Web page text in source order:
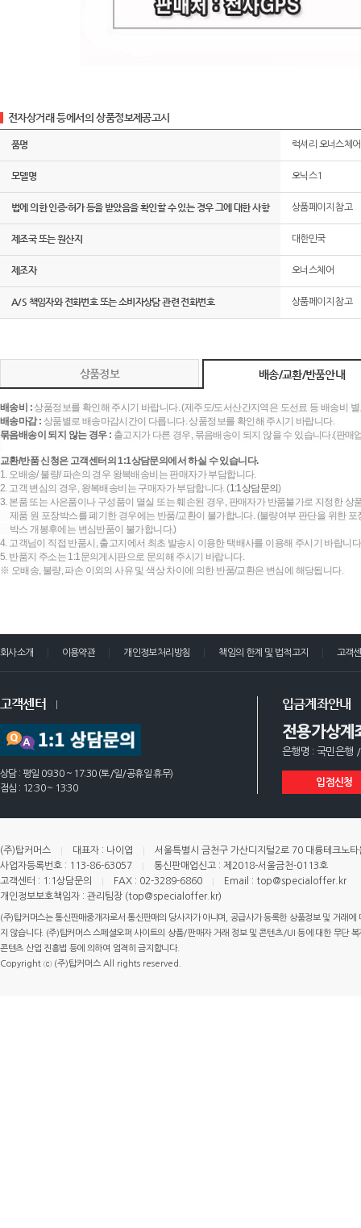
전자상거래 등에서의 상품정보제공고시
품명 럭셔리 오너스체
모델명 오닉스1
법에 의한 인증·허가 등을 받았음을 확인할 수 있는 경우 그에 대한 사항 상품페이지 참고
제조국 또는 원산지 대한민국
제조자 오너스체어
A/S 책임자와 전화번호 또는 소비자상담 관련 전화번호 상품페이지 참고
상품정보 배송/교환/반품안내
배송비 :상품정보를 확인해 주시기 바랍니다. (제주도/도서산간지역은 도선료 등 배송비
배송마감 : 상품별로 배송마감시간이 다릅니다. 상품정보를 확인해 주시기 바랍니다.
묶음배송이 되지 않는 경우 : 출고지가 다른 경우, 묶음배송이 되지 않을 수 있습니다.(판
교환/반품 신청은 고객센터의 1:1상담문의에서 하실 수 있습니다.
1. 오배송/ 불량/ 파손의 경우 왕복배송비는 판매자가 부담합니다.
2. 고객 변심의 경우, 왕복배송비는 구매자가 부담합니다. (1:1상담문의)
3. 본품 또는 사은품이나 구성품이 멸실 또는 훼손된 경우, 판매자가 반품불가로 지정한 상
제품 원 포장박스를 폐기한 경우에는 반품/교환이 불가합니다. (불량여부 판단을 위한
박스 개봉후에는 변심반품이 불가합니다.)
4. 고객님이 직접 반품시, 출고지에서 최초 발송시 이용한 택배사를 이용해 주시기 바랍니
5. 반품지 주소는 1:1문의게시판으로 문의해 주시기 바랍니다.
※ 오배송, 불량, 파손 이외의 사유 및 색상 차이에 의한 반품/교환은 변심에 해당됩니다.
회사소개 이용약관 개인정보처리방침 책임의 한계 및 법적고지 고객
고객센터
상담 : 평일 09:30 ~ 17:30 (토/일/공휴일 휴무)
점심 : 12:30 ~ 13:30
입금계좌안내
전용가상계
은행명 : 국민은행
입점신청
(주)탑커머스 대표자 : 나이엽
서울특별시 금천구 가산디지털2로 70 대륭테크노
사업자등록번호 : 113-86-63057
통신판매업신고 : 제2018-서울금천-0113호
고객센터 : 1:1상담문의
FAX : 02-3289-6860
Email : top@specialoffer.kr
개인정보보호책임자 : 관리팀장 (top@specialoffer.kr)
(주)탑커머스는 통신판매중개자로서 통신판매의 당사자가 아니며, 공급사가 등록한 상품정보 및 거래
지 않습니다. (주)탑커머스 스페셜오퍼 사이트의 상품/판매자 거래 정보 및 콘텐츠/UI 등에 대한 무단
콘텐츠 산업 진흥법 등에 의하여 엄격히 금지합니다.
Copyright ⓒ (주)탑커머스 All rights reserved.